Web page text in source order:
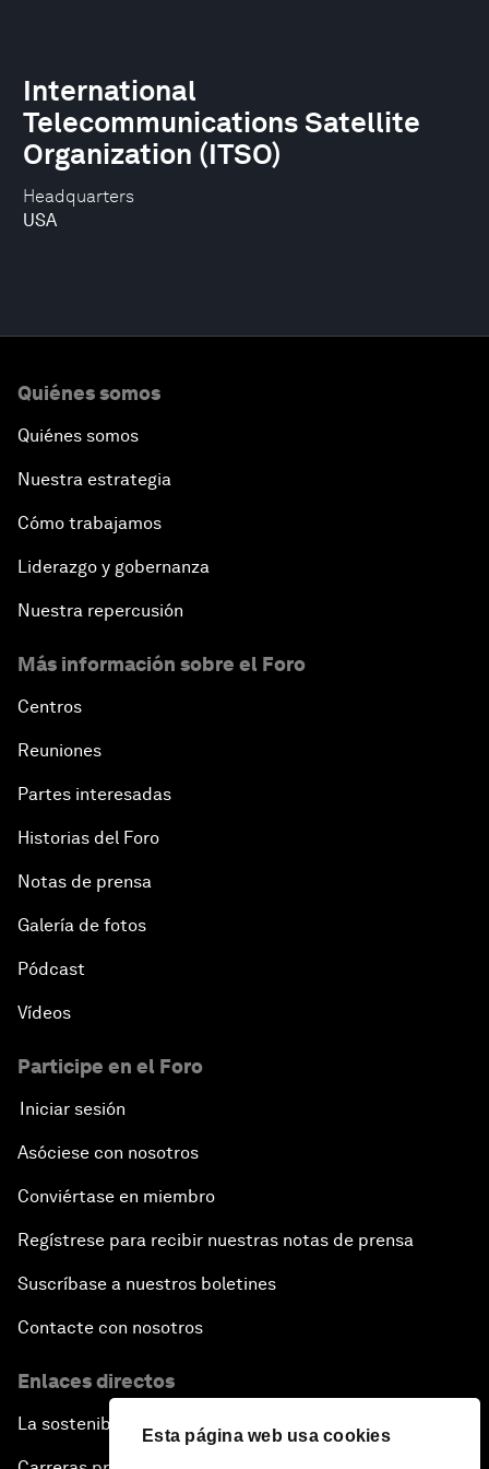
Esta página web usa cookies
Headquarters
USA
International
Telecommunications Satellite
Organization (ITSO)
Quiénes somos
Quiénes somos
Nuestra estrategia
Cómo trabajamos
Liderazgo y gobernanza
Nuestra repercusión
Más información sobre el Foro
Centros
Reuniones
Partes interesadas
Historias del Foro
Notas de prensa
Galería de fotos
Pódcast
Vídeos
Participe en el Foro
Iniciar sesión
Asóciese con nosotros
Conviértase en miembro
Regístrese para recibir nuestras notas de prensa
Suscríbase a nuestros boletines
Contacte con nosotros
Enlaces directos
La sostenibilidad en el Foro